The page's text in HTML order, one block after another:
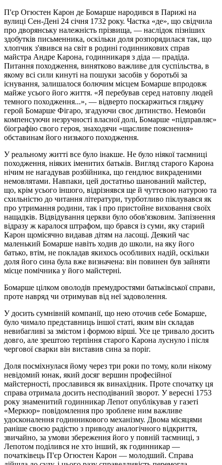
П'єр Огюстен Карон де Бомарше народився в Парижі на
вулиці Сен-Дені 24 січня 1732 року. Частка «де», що свідчила
про дворянську належність прізвища, — наслідок пізніших
здобутків письменника, оскільки доля розпорядилася так, що
хлопчик з'явився на світ в родині годинникових справ
майстра Андре Карона, годинникаря з діда — прадіда.
Питання походження, винятково важливе для суспільства, в
якому всі сили кинуті на пошуки засобів у боротьбі за
існування, залишалося болючим місцем Бомарше впродовж
майже усього його життя. «Я перебував серед натовпу людей
темного походження...», — відверто поскаржиться глядачу
герой Бомарше Фігаро, згадуючи своє дитинство. Немовби
компенсуючи незручності власної долі, Бомарше «підправляє»
біографію свого героя, знаходячи «щасливе пояснення»
обставинам його низького походження.
У реальному житті все було інакше. Не було ніякої таємниці
походження, ніяких іменитих батьків. Вигляд старого Карона
нічим не нагадував розбійника, що гендлює викраденими
немовлятами. Навпаки, цей достатньо шанований майстер,
що, крім усього іншого, відрізнявся ще й чуттєвою натурою та
схильністю до читання літератури, турботливо піклувався як
про утримання родини, так і про пристойне виховання своїх
нащадків. Відвідування церкви було обов'язковим. Запізнення
відразу ж каралося штрафом, що брався із суми, яку старий
Карон щомісячно видавав дітям на ласощі. Деякий час
маленький Бомарше навіть ходив до школи, на яку його
батько, втім, не покладав якихось особливих надій, оскільки
доля його сина була вже визначена: він повинен був зайняти
місце помічника у його майстерні.
Бомарше цілком оволодів премудростями батьківської справи,
проте навряд чи отримував від неї задоволення.
У досить сумнівній компанії, що нею оточив себе Бомарше,
було чимало представниць іншої статі, яким він складав
невибагливі за змістом і формою вірші. Усе це тривало досить
довго, але зрештою терпіння старого Карона луснуло і після
чергової сварки він виставив сина за поріг.
Доля посміхнулася йому через три роки по тому, коли нікому
невідомий юнак, який досяг вершин професійної
майстерності, прославився як винахідник. Проте спочатку ця
справа отримала досить несподіваний зворот. У вересні 1753
року знаменитий годинникар Лепот опублікував у газеті
«Меркюр» повідомлення про зроблене ним важливе
удосконалення годинникового механізму. Двома місяцями
раніше своєю радістю з приводу аналогічного відкриття,
звичайно, за умови збереження його у повній таємниці, з
Лепотом поділився не хто інший, як годинникар —
початківець П'єр Огюстен Карон — молодший. Справа